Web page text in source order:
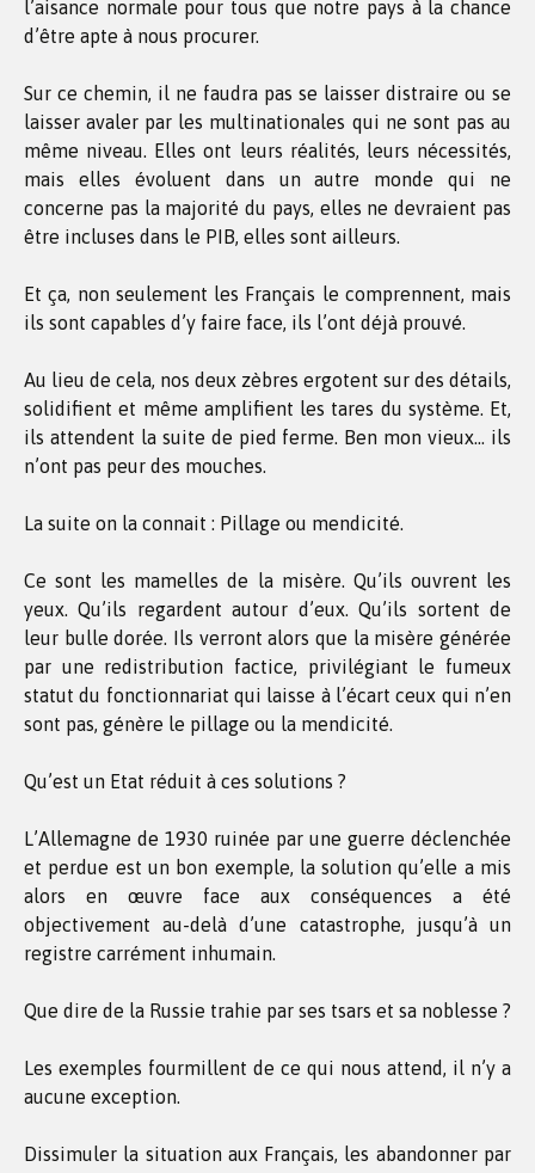
l’aisance normale pour tous que notre pays à la chance
d’être apte à nous procurer.
Sur ce chemin, il ne faudra pas se laisser distraire ou se
laisser avaler par les multinationales qui ne sont pas au
même niveau. Elles ont leurs réalités, leurs nécessités,
mais elles évoluent dans un autre monde qui ne
concerne pas la majorité du pays, elles ne devraient pas
être incluses dans le PIB, elles sont ailleurs.
Et ça, non seulement les Français le comprennent, mais
ils sont capables d’y faire face, ils l’ont déjà prouvé.
Au lieu de cela, nos deux zèbres ergotent sur des détails,
solidifient et même amplifient les tares du système. Et,
ils attendent la suite de pied ferme. Ben mon vieux… ils
n’ont pas peur des mouches.
La suite on la connait : Pillage ou mendicité.
Ce sont les mamelles de la misère. Qu’ils ouvrent les
yeux. Qu’ils regardent autour d’eux. Qu’ils sortent de
leur bulle dorée. Ils verront alors que la misère générée
par une redistribution factice, privilégiant le fumeux
statut du fonctionnariat qui laisse à l’écart ceux qui n’en
sont pas, génère le pillage ou la mendicité.
Qu’est un Etat réduit à ces solutions ?
L’Allemagne de 1930 ruinée par une guerre déclenchée
et perdue est un bon exemple, la solution qu’elle a mis
alors en œuvre face aux conséquences a été
objectivement au-delà d’une catastrophe, jusqu’à un
registre carrément inhumain.
Que dire de la Russie trahie par ses tsars et sa noblesse ?
Les exemples fourmillent de ce qui nous attend, il n’y a
aucune exception.
Dissimuler la situation aux Français, les abandonner par